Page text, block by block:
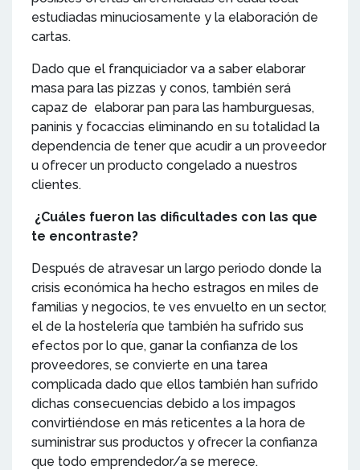
estudiadas minuciosamente y la elaboración de
cartas.
Dado que el franquiciador va a saber elaborar
masa para las pizzas y conos, también será
capaz de elaborar pan para las hamburguesas,
paninis y focaccias eliminando en su totalidad la
dependencia de tener que acudir a un proveedor
u ofrecer un producto congelado a nuestros
clientes.
¿Cuáles fueron las dificultades con las que
te encontraste?
Después de atravesar un largo periodo donde la
crisis económica ha hecho estragos en miles de
familias y negocios, te ves envuelto en un sector,
el de la hostelería que también ha sufrido sus
efectos por lo que, ganar la confianza de los
proveedores, se convierte en una tarea
complicada dado que ellos también han sufrido
dichas consecuencias debido a los impagos
convirtiéndose en más reticentes a la hora de
suministrar sus productos y ofrecer la confianza
que todo emprendedor/a se merece.